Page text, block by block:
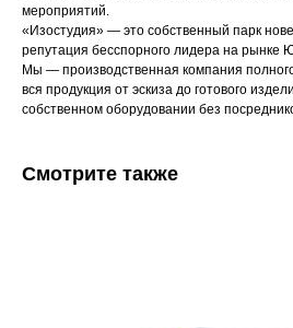
мероприятий.
«Изостудия» — это собственный парк
репутация бесспорного лидера на рынке
Мы — производственная компания
вся продукция от эскиза до готового
собственном оборудовании без
Смотрите также